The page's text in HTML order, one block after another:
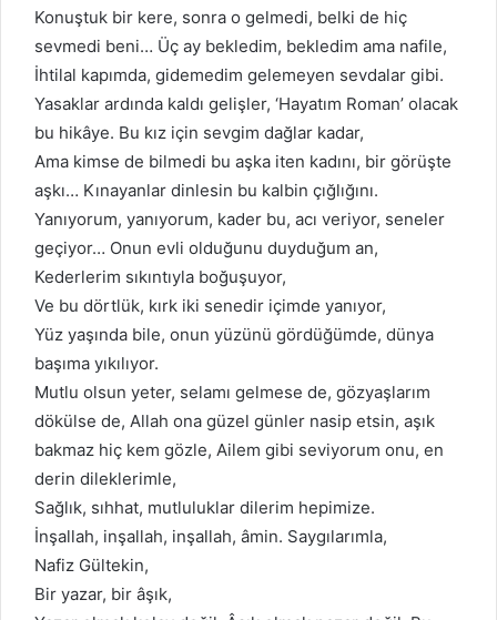
Konuştuk bir kere, sonra o gelmedi, belki de hiç
sevmedi beni… Üç ay bekledim, bekledim ama nafile,
İhtilal kapımda, gidemedim gelemeyen sevdalar gibi.
Yasaklar ardında kaldı gelişler, ‘Hayatım Roman’ olacak
bu hikâye. Bu kız için sevgim dağlar kadar,
Ama kimse de bilmedi bu aşka iten kadını, bir görüşte
aşkı… Kınayanlar dinlesin bu kalbin çığlığını.
Yanıyorum, yanıyorum, kader bu, acı veriyor, seneler
geçiyor… Onun evli olduğunu duyduğum an,
Kederlerim sıkıntıyla boğuşuyor,
Ve bu dörtlük, kırk iki senedir içimde yanıyor,
Yüz yaşında bile, onun yüzünü gördüğümde, dünya
başıma yıkılıyor.
Mutlu olsun yeter, selamı gelmese de, gözyaşlarım
dökülse de, Allah ona güzel günler nasip etsin, aşık
bakmaz hiç kem gözle, Ailem gibi seviyorum onu, en
derin dileklerimle,
Sağlık, sıhhat, mutluluklar dilerim hepimize.
İnşallah, inşallah, inşallah, âmin. Saygılarımla,
Nafiz Gültekin,
Bir yazar, bir âşık,